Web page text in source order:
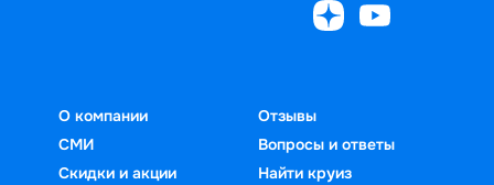
О компании
СМИ
Скидки и акции
Отзывы
Вопросы и ответы
Найти круиз